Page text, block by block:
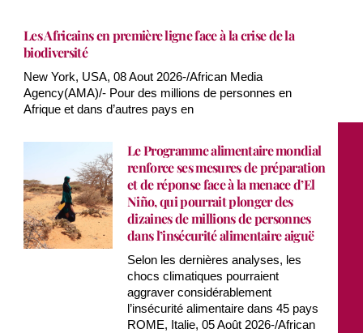
Les Africains en première ligne face à la crise de la
biodiversité
New York, USA, 08 Aout 2026-/African Media
Agency(AMA)/- Pour des millions de personnes en
Afrique et dans d’autres pays en
Le Programme alimentaire mondial
renforce ses mesures de préparation
et de réponse face à la menace d’El
Niño, qui pourrait plonger des
dizaines de millions de personnes
dans l’insécurité alimentaire aiguë
Selon les dernières analyses, les
chocs climatiques pourraient
aggraver considérablement
l’insécurité alimentaire dans 45 pays
ROME, Italie, 05 Août 2026-/African